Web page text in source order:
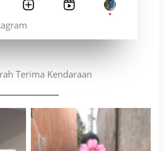
Terima Kendaraan